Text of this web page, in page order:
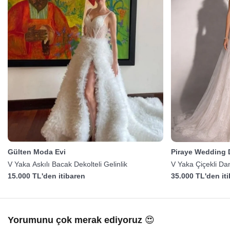
Gülten Moda Evi
V Yaka Askılı Bacak Dekolteli Gelinlik
15.000 TL'den itibaren
Piraye Wedding
V Yaka Çiçekli
35.000 TL'den
Yorumunu çok merak ediyoruz 😍